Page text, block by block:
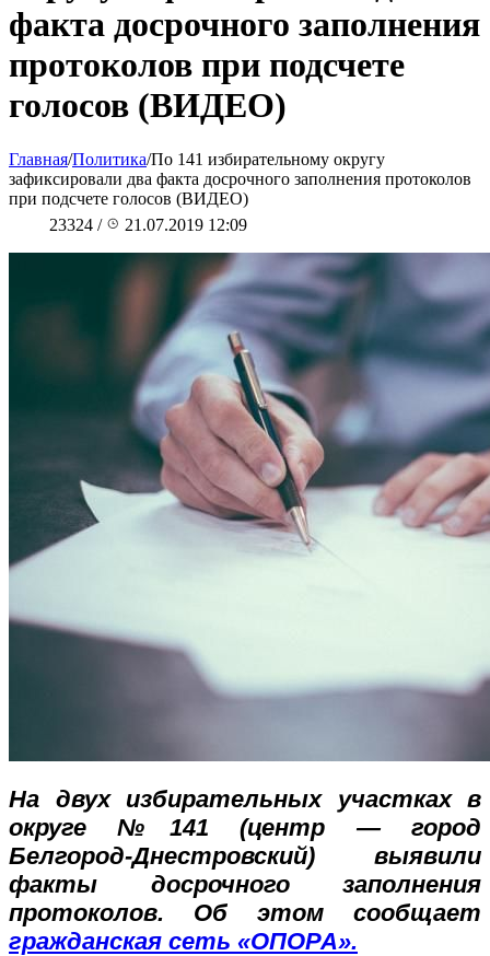
факта досрочного заполнения
протоколов при подсчете
голосов (ВИДЕО)
Главная/Политика/По 141 избирательному округу
зафиксировали два факта досрочного заполнения протоколов
при подсчете голосов (ВИДЕО)
23324 / 21.07.2019 12:09
На двух избирательных участках в
округе №141 (центр — город
Белгород-Днестровский) выявили
факты досрочного заполнения
протоколов. Об этом сообщает
гражданская сеть «ОПОРА».